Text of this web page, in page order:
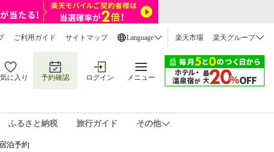
ご利用ガイド サイトマップ Language 楽天市場 楽天グループ
に入り 予約確認 ログイン メニュー
ふるさと納税 旅行ガイド その他
泊予約